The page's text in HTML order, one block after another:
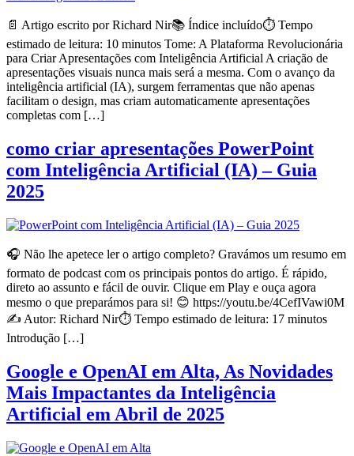
📄 Artigo escrito por Richard Nir📚 Índice incluído⏱️ Tempo
estimado de leitura: 10 minutos Tome: A Plataforma Revolucionária
para Criar Apresentações com Inteligência Artificial A criação de
apresentações visuais nunca mais será a mesma. Com o avanço da
inteligência artificial (IA), surgem ferramentas que não apenas
facilitam o design, mas criam automaticamente apresentações
completas com […]
como criar apresentações PowerPoint
com Inteligência Artificial (IA) – Guia
2025
🎧 Não lhe apetece ler o artigo completo? Gravámos um resumo em
formato de podcast com os principais pontos do artigo. É rápido,
direto ao assunto e fácil de ouvir. Clique em Play e ouça agora
mesmo o que preparámos para si! 😊 https://youtu.be/4CefIVawi0M
✍️ Autor: Richard Nir⏱️ Tempo estimado de leitura: 17 minutos
Introdução […]
Google e OpenAI em Alta, As Novidades
Mais Impactantes da Inteligência
Artificial em Abril de 2025